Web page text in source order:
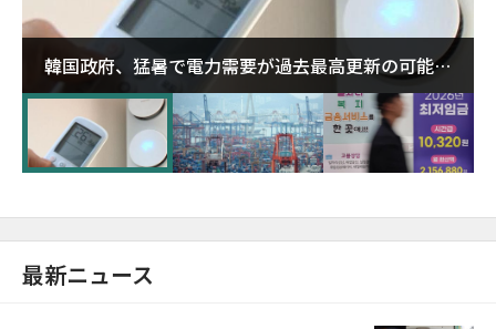
韓国政府、猛暑で電力需要が過去最高更新の可能性
に需給対応体制を点検
最新ニュース